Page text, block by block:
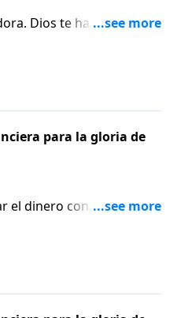
Dios te ha llamado a
ha confiado recursos, y
sabiduría en este
Nuestros Corazones.
para la gloria de
el dinero con sabiduría.
nos cuesta hacerlo
hoy. Acompáñanos en